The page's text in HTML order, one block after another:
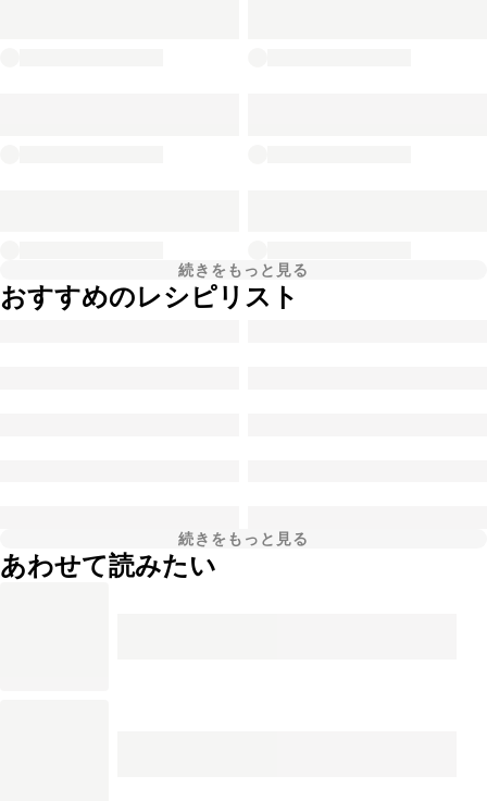
続きをもっと見る
おすすめのレシピリスト
続きをもっと見る
あわせて読みたい